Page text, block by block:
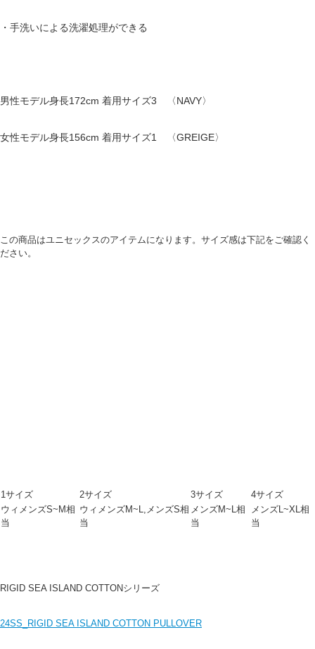
・手洗いによる洗濯処理ができる
男性モデル身長172cm 着用サイズ3 〈NAVY〉
女性モデル身長156cm 着用サイズ1 〈GREIGE〉
この商品はユニセックスのアイテムになります。サイズ感は下記をご確認く
ださい。
1サイズ 2サイズ 3サイズ
4サイズ
ウィメンズS~M相
当
ウィメンズM~L,メンズS相
当
メンズM~L相
当
メンズL~XL相
当
RIGID SEA ISLAND COTTONシリーズ
24SS_RIGID SEA ISLAND COTTON PULLOVER